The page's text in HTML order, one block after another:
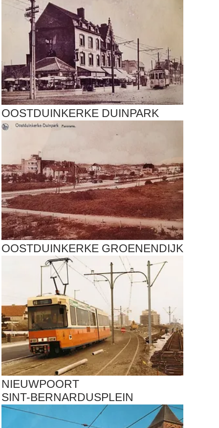
OOSTDUINKERKE DUINPARK
OOSTDUINKERKE GROENENDIJK
NIEUWPOORT
SINT-BERNARDUSPLEIN